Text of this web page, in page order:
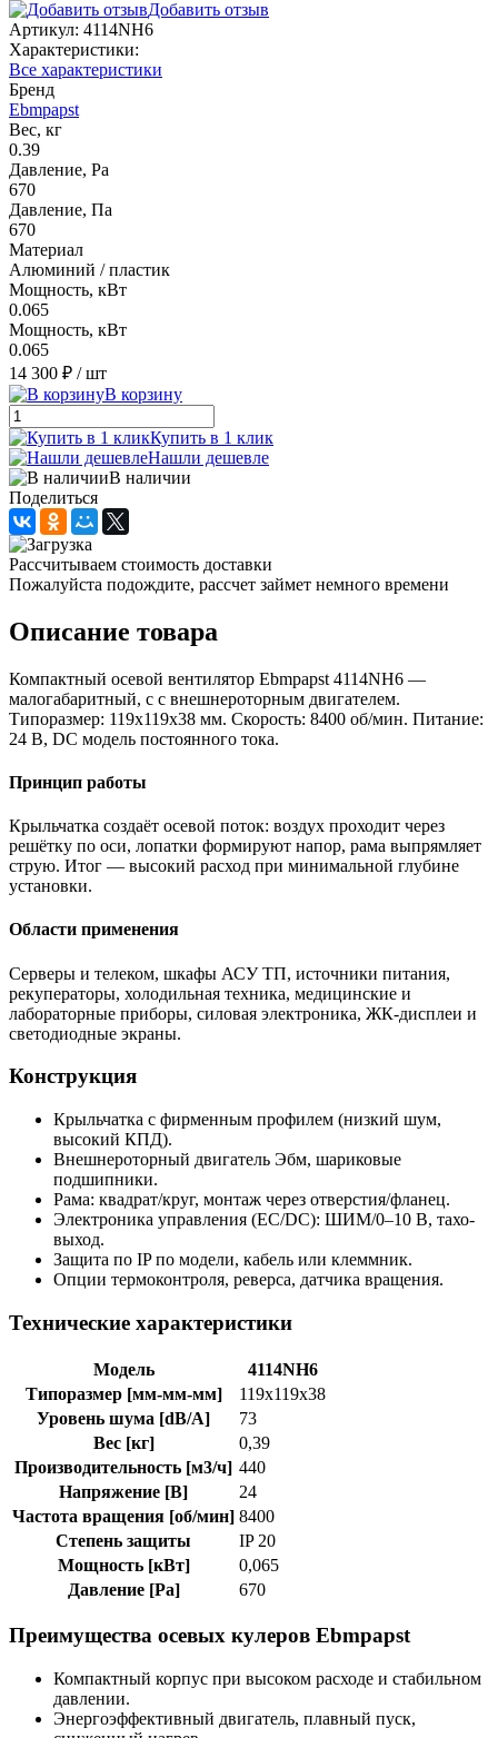
Добавить отзыв
Артикул: 4114NH6
Характеристики:
Все характеристики
Бренд
Ebmpapst
Вес, кг
0.39
Давление, Pa
670
Давление, Па
670
Материал
Алюминий / пластик
Мощность, кВт
0.065
Мощность, кВт
0.065
14 300 ₽ / шт
В корзину
Купить в 1 клик
Нашли дешевле
В наличии
Поделиться
Рассчитываем стоимость доставки
Пожалуйста подождите, рассчет займет немного времени
Описание товара
Компактный осевой вентилятор Ebmpapst 4114NH6 —
малогабаритный, с с внешнероторным двигателем.
Типоразмер: 119x119x38 мм. Скорость: 8400 об/мин. Питание:
24 В, DC модель постоянного тока.
Принцип работы
Крыльчатка создаёт осевой поток: воздух проходит через
решётку по оси, лопатки формируют напор, рама выпрямляет
струю. Итог — высокий расход при минимальной глубине
установки.
Области применения
Серверы и телеком, шкафы АСУ ТП, источники питания,
рекуператоры, холодильная техника, медицинские и
лабораторные приборы, силовая электроника, ЖК-дисплеи и
светодиодные экраны.
Конструкция
Крыльчатка с фирменным профилем (низкий шум,
высокий КПД).
Внешнероторный двигатель Эбм, шариковые
подшипники.
Рама: квадрат/круг, монтаж через отверстия/фланец.
Электроника управления (EC/DC): ШИМ/0–10 В, тахо-
выход.
Защита по IP по модели, кабель или клеммник.
Опции термоконтроля, реверса, датчика вращения.
Технические характеристики
Модель
4114NH6
Типоразмер [мм-мм-мм]
119x119x38
Уровень шума [dB/A]
73
Вес [кг]
0,39
Производительность [м3/ч] 440
Напряжение [В]
24
Частота вращения [об/мин] 8400
Степень защиты
IP 20
Мощность [кВт]
0,065
Давление [Pa]
670
Преимущества осевых кулеров Ebmpapst
Компактный корпус при высоком расходе и стабильном
давлении.
Энергоэффективный двигатель, плавный пуск,